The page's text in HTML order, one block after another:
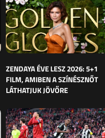
ZENDAYA ÉVE LESZ 2026: 5+1
FILM, AMIBEN A SZÍNÉSZNŐT
LÁTHATJUK JÖVŐRE